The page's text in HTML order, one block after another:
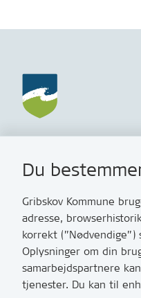
Rådhusvej 3
Du
Gribskov Kommune
adresse,
korrekt
Oplysninger om din
samarbejdspartnere
tjenester. Du kan til